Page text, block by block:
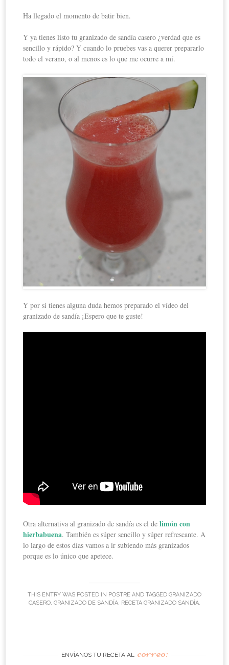
Ha llegado el momento de batir bien.
Y ya tienes listo tu granizado de sandía casero ¿verdad que es
sencillo y rápido? Y cuando lo pruebes vas a querer prepararlo
todo el verano, o al menos es lo que me ocurre a mí.
Y por si tienes alguna duda hemos preparado el vídeo del
granizado de sandía ¡Espero que te guste!
Otra alternativa al granizado de sandía es el de limón con
hierbabuena. También es súper sencillo y súper refrescante. A
lo largo de estos días vamos a ir subiendo más granizados
porque es lo único que apetece.
THIS ENTRY WAS POSTED IN POSTRE AND TAGGED GRANIZADO
CASERO, GRANIZADO DE SANDÍA, RECETA GRANIZADO SANDÍA.
ENVÍANOS TU RECETA AL correo: